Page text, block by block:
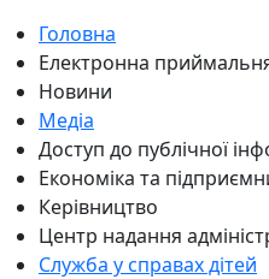
Головна
Електронна
Новини
Медіа
Доступ до публічної
Економіка та
Керівництво
Центр надання
Служба у справах дітей